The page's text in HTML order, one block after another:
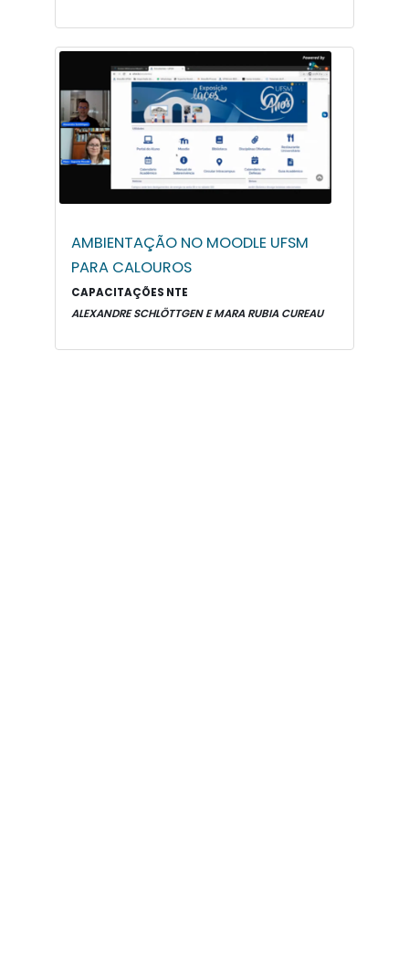
AMBIENTAÇÃO NO MOODLE UFSM
PARA CALOUROS
CAPACITAÇÕES NTE
ALEXANDRE SCHLÖTTGEN E MARA RUBIA CUREAU